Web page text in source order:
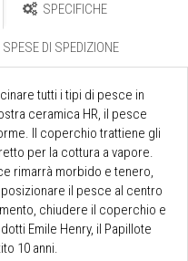
SPECIFICHE
SPESE DI SPEDIZIONE
tutti i tipi di pesce in
ceramica HR, il pesce
Il coperchio trattiene gli
per la cottura a vapore.
rimarrà morbido e tenero,
il pesce al centro
chiudere il coperchio e
Emile Henry, il Papillote
10 anni.